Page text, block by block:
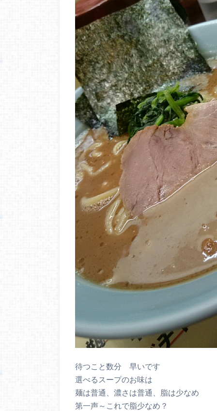
待つこと数分 早いです
選べるスープのお味は
麺は普通、濃さは普通、脂は少なめ
第一声～これで脂少なめ？